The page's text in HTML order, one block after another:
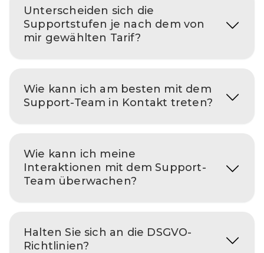
Unterscheiden sich die
Supportstufen je nach dem von
mir gewählten Tarif?
Wie kann ich am besten mit dem
Support-Team in Kontakt treten?
Wie kann ich meine
Interaktionen mit dem Support-
Team überwachen?
Halten Sie sich an die DSGVO-
Richtlinien?